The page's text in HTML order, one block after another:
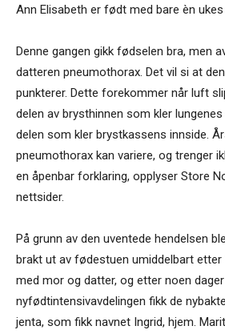
Ann Elisabeth er født med bare èn
Denne gangen gikk fødselen bra, men
datteren pneumothorax. Det vil si at
punkterer. Dette forekommer når luft
delen av brysthinnen som kler
delen som kler brystkassens innside.
pneumothorax kan variere, og trenger
en åpenbar forklaring, opplyser Store
nettsider.
På grunn av den uventede hendelsen
brakt ut av fødestuen umiddelbart
med mor og datter, og etter noen
nyfødtintensivavdelingen fikk de
jenta, som fikk navnet Ingrid, hjem.